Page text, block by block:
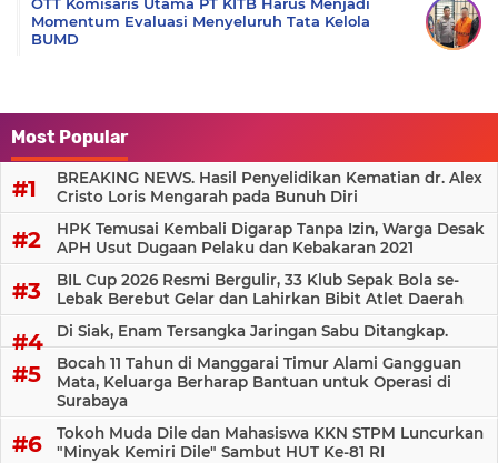
OTT Komisaris Utama PT KITB Harus Menjadi
Momentum Evaluasi Menyeluruh Tata Kelola
BUMD
Most Popular
BREAKING NEWS. Hasil Penyelidikan Kematian dr. Alex
Cristo Loris Mengarah pada Bunuh Diri
HPK Temusai Kembali Digarap Tanpa Izin, Warga Desak
APH Usut Dugaan Pelaku dan Kebakaran 2021
BIL Cup 2026 Resmi Bergulir, 33 Klub Sepak Bola se-
Lebak Berebut Gelar dan Lahirkan Bibit Atlet Daerah
Di Siak, Enam Tersangka Jaringan Sabu Ditangkap.
Bocah 11 Tahun di Manggarai Timur Alami Gangguan
Mata, Keluarga Berharap Bantuan untuk Operasi di
Surabaya
Tokoh Muda Dile dan Mahasiswa KKN STPM Luncurkan
"Minyak Kemiri Dile" Sambut HUT Ke-81 RI